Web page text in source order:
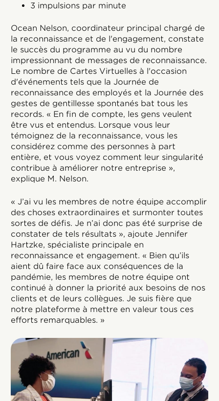
3 impulsions par minute
Ocean Nelson, coordinateur principal chargé de
la reconnaissance et de l'engagement, constate
le succès du programme au vu du nombre
impressionnant de messages de reconnaissance.
Le nombre de Cartes Virtuelles à l'occasion
d'événements tels que la Journée de
reconnaissance des employés et la Journée des
gestes de gentillesse spontanés bat tous les
records. « En fin de compte, les gens veulent
être vus et entendus. Lorsque vous leur
témoignez de la reconnaissance, vous les
considérez comme des personnes à part
entière, et vous voyez comment leur singularité
contribue à améliorer notre entreprise »,
explique M. Nelson.
« J’ai vu les membres de notre équipe accomplir
des choses extraordinaires et surmonter toutes
sortes de défis. Je n’ai donc pas été surprise de
constater de tels résultats », ajoute Jennifer
Hartzke, spécialiste principale en
reconnaissance et engagement. « Bien qu’ils
aient dû faire face aux conséquences de la
pandémie, les membres de notre équipe ont
continué à donner la priorité aux besoins de nos
clients et de leurs collègues. Je suis fière que
notre plateforme à mettre en valeur tous ces
efforts remarquables. »